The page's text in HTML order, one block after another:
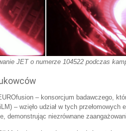
JET o numerze 104522podczas
– konsorcjum badawczego,
– wzięło udział w tych
demonstrując niezrównane